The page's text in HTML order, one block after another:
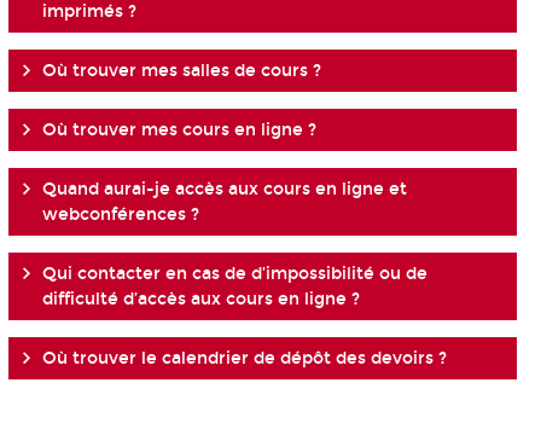
imprimés ?
Où trouver mes salles de cours ?
Où trouver mes cours en ligne ?
Quand aurai-je accès aux cours en ligne et
webconférences ?
Qui contacter en cas de d’impossibilité ou de
difficulté d’accès aux cours en ligne ?
Où trouver le calendrier de dépôt des devoirs ?